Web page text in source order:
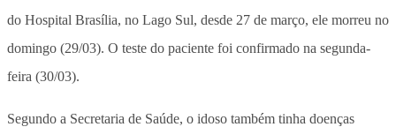
do Hospital Brasília, no Lago Sul, desde 27 de março, ele morreu no
domingo (29/03). O teste do paciente foi confirmado na segunda-
feira (30/03).
Segundo a Secretaria de Saúde, o idoso também tinha doenças